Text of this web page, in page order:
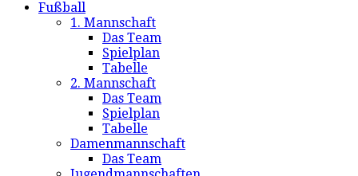
Fußball
1. Mannschaft
Das Team
Spielplan
Tabelle
2. Mannschaft
Das Team
Spielplan
Tabelle
Damenmannschaft
Das Team